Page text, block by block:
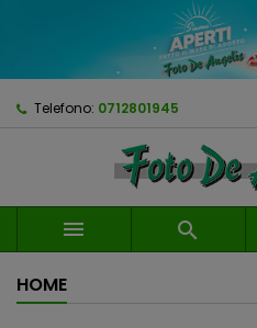
Telefono: 0712801945
 
HOME